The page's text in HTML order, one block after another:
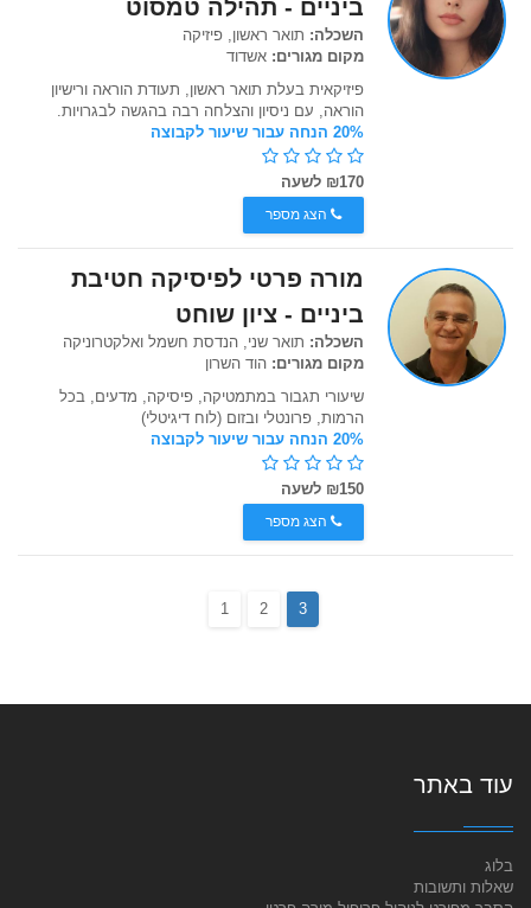
ביניים - תהילה טמסוט
השכלה: תואר ראשון, פיזיקה
מקום מגורים: אשדוד
פיזיקאית בעלת תואר ראשון, תעודת הוראה ורישיון
הוראה, עם ניסיון והצלחה רבה בהגשה לבגרויות.
20% הנחה עבור שיעור לקבוצה
₪170 לשעה
הצג מספר
מורה פרטי לפיסיקה חטיבת
ביניים - ציון שוחט
השכלה: תואר שני, הנדסת חשמל ואלקטרוניקה
מקום מגורים: הוד השרון
שיעורי תגבור במתמטיקה, פיסיקה, מדעים, בכל
הרמות, פרונטלי ובזום (לוח דיגיטלי)
20% הנחה עבור שיעור לקבוצה
₪150 לשעה
הצג מספר
1 2 3
עוד באתר
בלוג
שאלות ותשובות